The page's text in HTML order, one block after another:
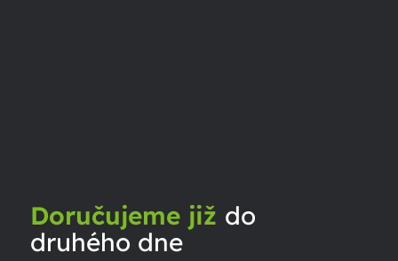
Doručujeme již do
druhého dne